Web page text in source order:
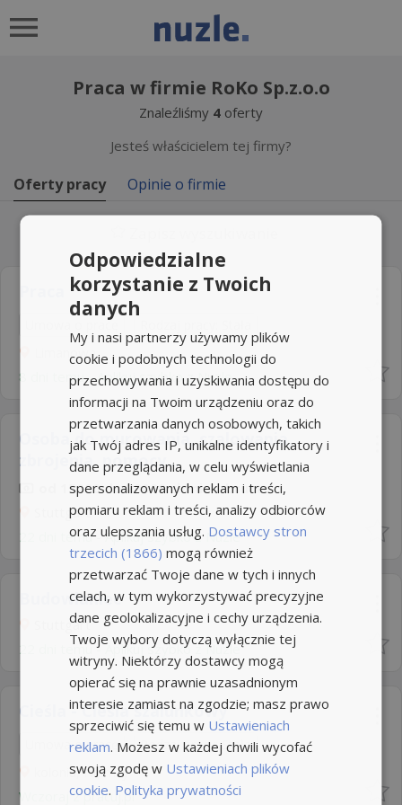
Praca w firmie RoKo Sp.z.o.o
Znaleźliśmy 4 oferty
Jesteś właścicielem tej firmy?
Oferty pracy Opinie o firmie
Umowa o pracę
Limanowa
8 dni temu -Aplikuj szybko z Nuzle
Osoba do murowania, szalowania,
zbrojenia. pomocy...
od 15000 do 20000 zł/mies. brutto
Stuttgart
22 dni temu -Aplikuj szybko z Nuzle
Budowlaniec
Stuttgart
22 dni temu -Aplikuj szybko z Nuzle
Cieśla - Cieśla szalunkowy
Umowa o pracę Rodzaj pracy: Stała
kolonia, Niemcy
Wczorajzpracuj.pl
Odpowiedzialne
korzystanie z Twoich
danych
My i nasi partnerzy używamy plików
cookie i podobnych technologii do
przechowywania i uzyskiwania dostępu do
informacji na Twoim urządzeniu oraz do
przetwarzania danych osobowych, takich
jak Twój adres IP, unikalne identyfikatory i
dane przeglądania, w celu wyświetlania
spersonalizowanych reklam i treści,
pomiaru reklam i treści, analizy odbiorców
oraz ulepszania usług. Dostawcy stron
trzecich (1866) mogą również
przetwarzać Twoje dane w tych i innych
celach, w tym wykorzystywać precyzyjne
dane geolokalizacyjne i cechy urządzenia.
Twoje wybory dotyczą wyłącznie tej
witryny. Niektórzy dostawcy mogą
opierać się na prawnie uzasadnionym
interesie zamiast na zgodzie; masz prawo
sprzeciwić się temu w Ustawieniach
reklam. Możesz w każdej chwili wycofać
swoją zgodę w Ustawieniach plików
cookie. Polityka prywatności